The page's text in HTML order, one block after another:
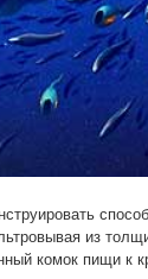
из
комок пищи к